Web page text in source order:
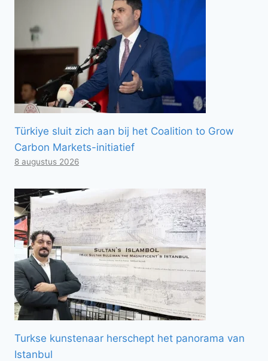
Türkiye sluit zich aan bij het Coalition to Grow
Carbon Markets-initiatief
8 augustus 2026
Turkse kunstenaar herschept het panorama van
Istanbul